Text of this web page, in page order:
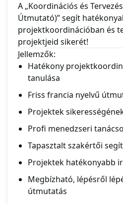
A „Koordinációs és
Útmutató)” segít
projektkoordinációban és
projektjeid sikerét!
Jellemzők:
Hatékony
tanulása
Friss francia nyelvű
Projektek
Profi menedzseri
Tapasztalt szakértői
Projektek hatékonyabb
Megbízható, lépésről
útmutatás